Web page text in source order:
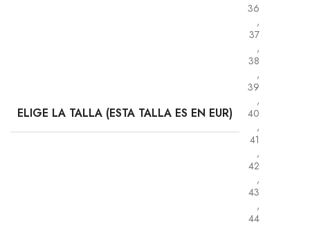
ELIGE LA TALLA (ESTA TALLA ES EN EUR)
36
,
37
,
38
,
39
,
40
,
41
,
42
,
43
,
44